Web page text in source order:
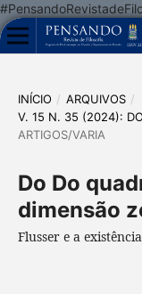
INÍCIO / ARQUIVOS /
V. 15 N. 35 (2024):
ARTIGOS/VARIA
Do Do
dimensão
Flusser e a existência